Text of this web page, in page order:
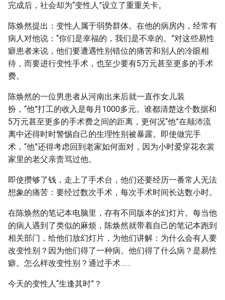
完成后，社会却为“变性人”设立了重重关卡。
陈焕然提出：变性人属于弱势群体。在他的病房内，经常有
病人对他说：“你们是幸福的，我们是不幸的。”对这些易性
癖患者来说，他们要遭遇性别错位的痛苦和别人的冷眼相
待，而要进行变性手术，也至少要有5万元甚至更多的手术
费。
陈焕然的一位男患者从河南出来后就一直作女儿装
扮，“他”打工的收入是每月1000多元。谁都清楚这个数据和
5万元甚至更多的手术费之间的距离，更何况“他”在颠沛流
离中还得时时警惕自己的生理性别被暴露。即使做完手
术，“他”还得考虑回到老家如何面对，因为小时爱穿花衣裳
家里的老父亲责骂过他。
即使攒够了钱，走上了手术台，他们还要经历一番常人无法
想象的痛苦：要经过数次手术，每次手术时间长达数小时。
在陈焕然的笔记本电脑里，存有不同版本的幻灯片。每当他
的病人遇到了类似的麻烦，陈焕然就带着自己的笔记本跑到
相关部门，给他们放幻灯片，为他们讲解：为什么会有人要
改变性别？因为他们得了一种病。他们得了什么病？是易性
癖。怎么样改变性别？通过手术……
今天的变性人“生逢其时”？